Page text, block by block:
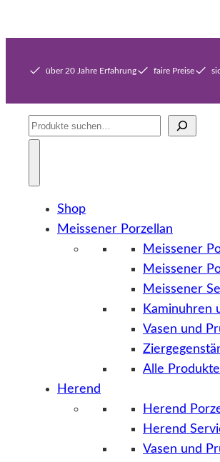
über 20 Jahre Erfahrung faire Preise
Suche
Shop
Meissener Porzellan
Meissener
Meissener
Meissener
Kaminuhren
Vasen und
Alle Produkte
Herend
Herend
Herend
Vasen und